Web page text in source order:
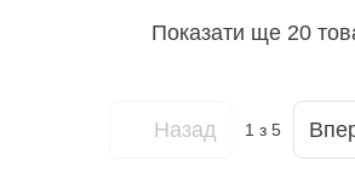
Показати ще 20
Назад 1 з 5